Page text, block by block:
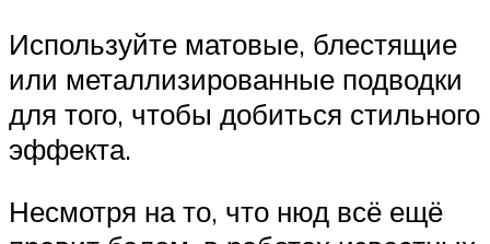
Используйте матовые, блестящие
или металлизированные подводки
для того, чтобы добиться стильного
эффекта.
Несмотря на то, что нюд всё ещё